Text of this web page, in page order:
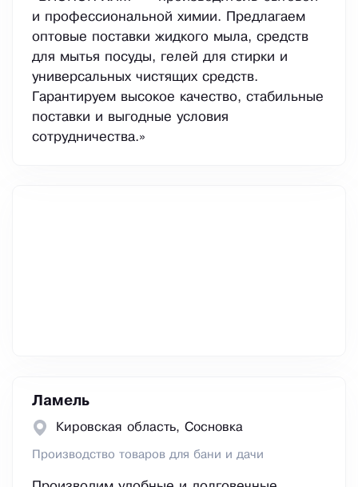
и профессиональной химии. Предлагаем
оптовые поставки жидкого мыла, средств
для мытья посуды, гелей для стирки и
универсальных чистящих средств.
Гарантируем высокое качество, стабильные
поставки и выгодные условия
сотрудничества.»
Ламель
Кировская область, Сосновка
Производство товаров для бани и дачи